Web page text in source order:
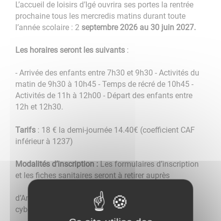
L’accueil de loisirs d’Igé ouvrira ses portes la rentrée
prochaine tous les mercredis matins durant toute
l’année scolaire : 2 septembre 2026 au 30 juin 2027.
Les horaires seront les suivants :
- Arrivée des enfants entre 7h30 et 9h30 - Activités du
matin de 9h30 à 10h45 - Temps de récré de 10h45 -
Activités de 11h à 12h00 - Départ des enfants entre
12h et 12h30.
Tarifs : 18 € la demi-journée 14.40€ (coefficient CAF
inférieur à 1237)
Modalités d’inscription :Les formulaires d’inscription
et les fiches sanitaires seront à retirer auprès
d’Anne-Hélène .06.08.57.24.72 ou par mail :
cyberige71@gmail.com